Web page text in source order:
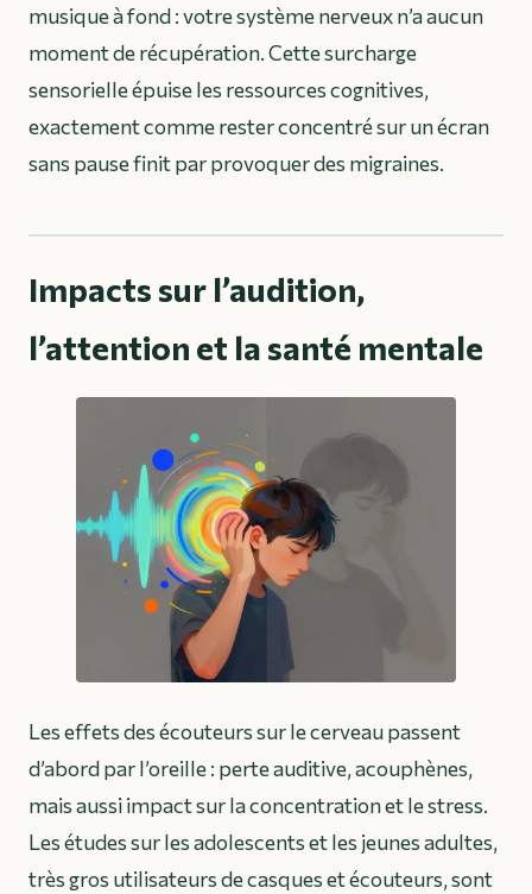
musique à fond : votre système nerveux n’a aucun
moment de récupération. Cette surcharge
sensorielle épuise les ressources cognitives,
exactement comme rester concentré sur un écran
sans pause finit par provoquer des migraines.
Impacts sur l’audition,
l’attention et la santé mentale
Les effets des écouteurs sur le cerveau passent
d’abord par l’oreille : perte auditive, acouphènes,
mais aussi impact sur la concentration et le stress.
Les études sur les adolescents et les jeunes adultes,
très gros utilisateurs de casques et écouteurs, sont